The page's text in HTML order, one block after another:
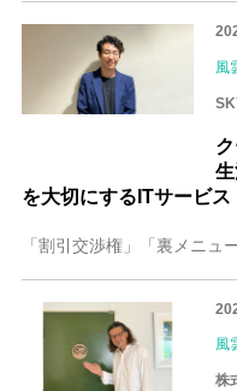
風
を大切にするITサービス
風
株